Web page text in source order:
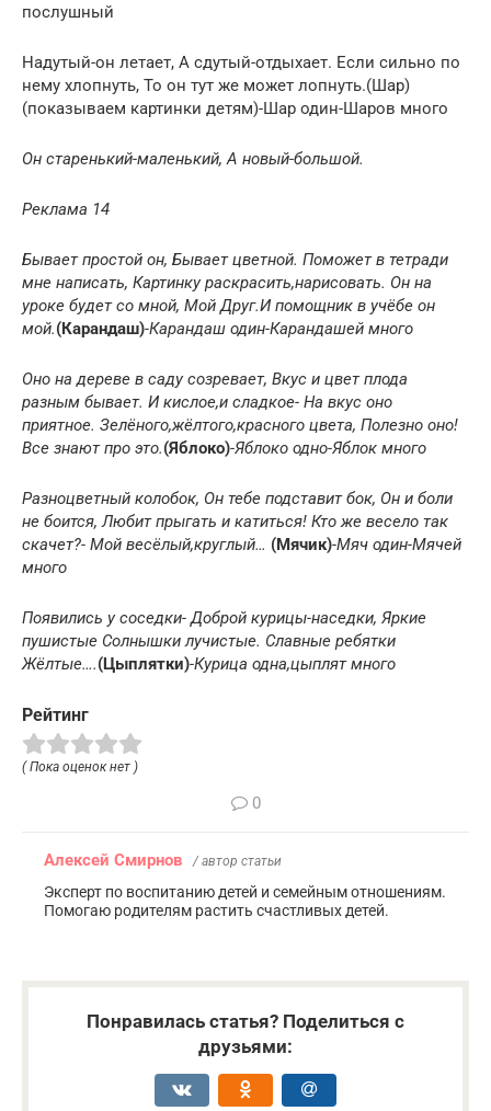
послушный
Надутый-он летает, А сдутый-отдыхает. Если сильно по
нему хлопнуть, То он тут же может лопнуть.(Шар)
(показываем картинки детям)-Шар один-Шаров много
Он старенький-маленький, А новый-большой.
Реклама 14
Бывает простой он, Бывает цветной. Поможет в тетради
мне написать, Картинку раскрасить,нарисовать. Он на
уроке будет со мной, Мой Друг.И помощник в учёбе он
мой.(Карандаш)-Карандаш один-Карандашей много
Оно на дереве в саду созревает, Вкус и цвет плода
разным бывает. И кислое,и сладкое- На вкус оно
приятное. Зелёного,жёлтого,красного цвета, Полезно оно!
Все знают про это.(Яблоко)-Яблоко одно-Яблок много
Разноцветный колобок, Он тебе подставит бок, Он и боли
не боится, Любит прыгать и катиться! Кто же весело так
скачет?- Мой весёлый,круглый… (Мячик)-Мяч один-Мячей
много
Появились у соседки- Доброй курицы-наседки, Яркие
пушистые Солнышки лучистые. Славные ребятки
Жёлтые….(Цыплятки)-Курица одна,цыплят много
Рейтинг
( Пока оценок нет )
0
Алексей Смирнов / автор статьи
Эксперт по воспитанию детей и семейным отношениям.
Помогаю родителям растить счастливых детей.
Понравилась статья? Поделиться с
друзьями: